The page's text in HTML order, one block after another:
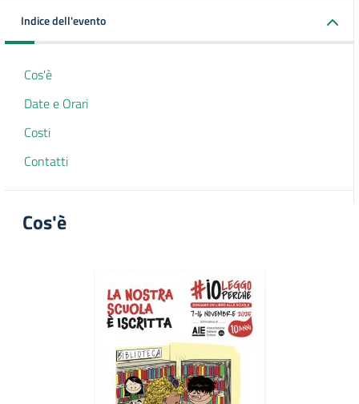
Indice dell'evento
Cos'è
Date e Orari
Costi
Contatti
Cos'è